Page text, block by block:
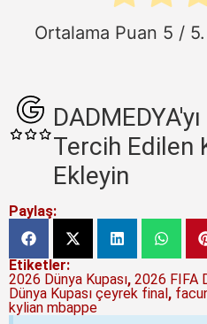
Ortalama Puan 5 /
Tercih Edilen
Ekleyin
Paylaş:
Etiketler:
2026 Dünya Kupası, 2026 FIFA
Dünya Kupası çeyrek final,
kylian mbappe